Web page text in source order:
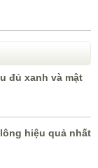
đủ xanh và mật
hiệu quả nhất